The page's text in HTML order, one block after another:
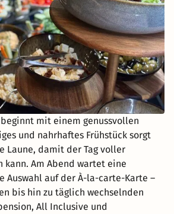
beginnt mit einem genussvollen
und nahrhaftes Frühstück sorgt
Laune, damit der Tag voller
kann. Am Abend wartet eine
Auswahl auf der À-la-carte-Karte –
bis hin zu täglich wechselnden
All Inclusive und